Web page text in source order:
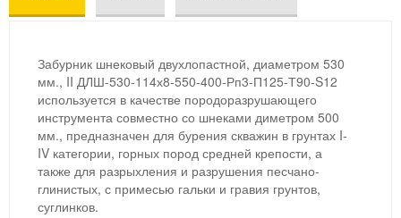
Забурник шнековый двухлопастной, диаметром 530
мм., II ДЛШ-530-114х8-550-400-Рп3-П125-Т90-S12
используется в качестве породоразрушающего
инструмента совместно со шнеками диметром 500
мм., предназначен для бурения скважин в грунтах I-
IV категории, горных пород средней крепости, а
также для разрыхления и разрушения песчано-
глинистых, с примесью гальки и гравия грунтов,
суглинков.